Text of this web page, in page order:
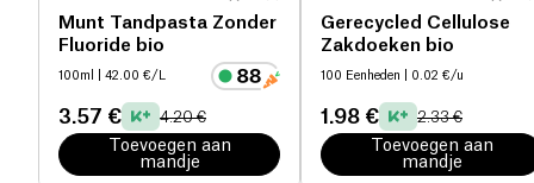
Munt Tandpasta Zonder
Fluoride bio
100ml | 42.00 €/L
3.57 € 4.20 €
Toevoegen aan
mandje
Gerecycled Cellulose
Zakdoeken bio
100 Eenheden | 0.02 €/u
1.98 € 2.33 €
Toevoegen aan
mandje